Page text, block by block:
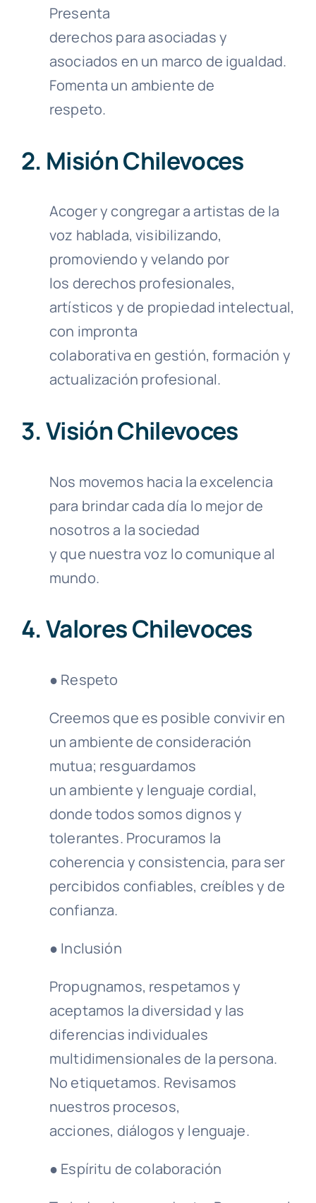
Presenta
derechos para asociadas y
asociados en un marco de igualdad.
Fomenta un ambiente de
respeto.
2. Misión Chilevoces
Acoger y congregar a artistas de la
voz hablada, visibilizando,
promoviendo y velando por
los derechos profesionales,
artísticos y de propiedad intelectual,
con impronta
colaborativa en gestión, formación y
actualización profesional.
3. Visión Chilevoces
Nos movemos hacia la excelencia
para brindar cada día lo mejor de
nosotros a la sociedad
y que nuestra voz lo comunique al
mundo.
4. Valores Chilevoces
● Respeto
Creemos que es posible convivir en
un ambiente de consideración
mutua; resguardamos
un ambiente y lenguaje cordial,
donde todos somos dignos y
tolerantes. Procuramos la
coherencia y consistencia, para ser
percibidos confiables, creíbles y de
confianza.
● Inclusión
Propugnamos, respetamos y
aceptamos la diversidad y las
diferencias individuales
multidimensionales de la persona.
No etiquetamos. Revisamos
nuestros procesos,
acciones, diálogos y lenguaje.
● Espíritu de colaboración